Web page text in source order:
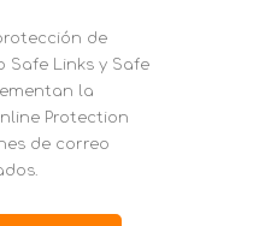
de
Links y Safe
la
Protection
de correo